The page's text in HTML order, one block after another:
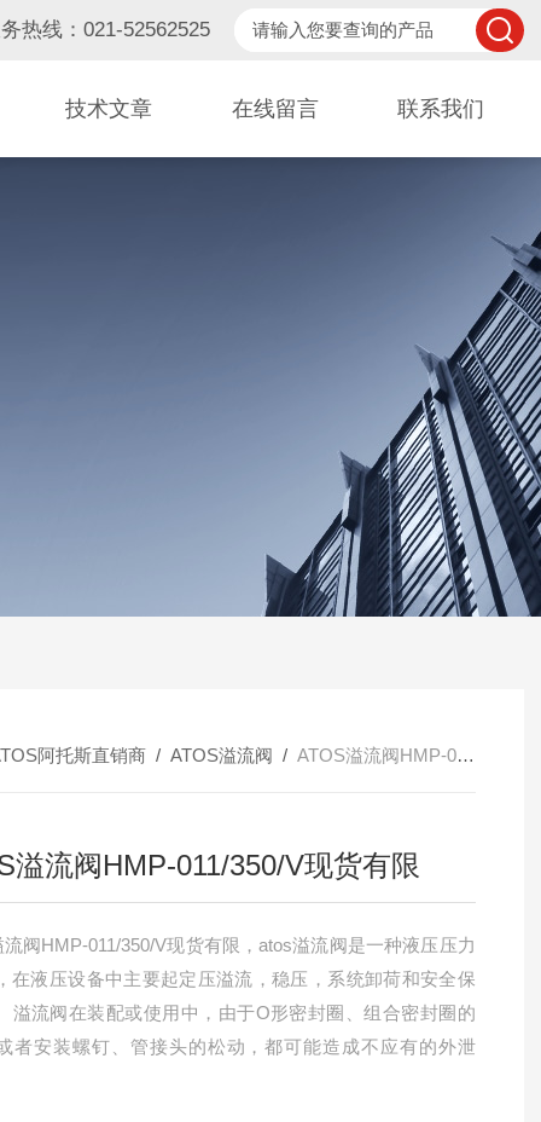
热线：021-52562525
技术文章 在线留言 联系我们
阿托斯直销商/ ATOS溢流阀 / ATOS溢流阀HMP-011/350/V现货有限
溢流阀HMP-011/350/V现货有限
流阀HMP-011/350/V现货有限，atos溢流阀是一种液压压力
在液压设备中主要起定压溢流，稳压，系统卸荷和安全保
溢流阀在装配或使用中，由于O形密封圈、组合密封圈的
者安装螺钉、管接头的松动，都可能造成不应有的外泄